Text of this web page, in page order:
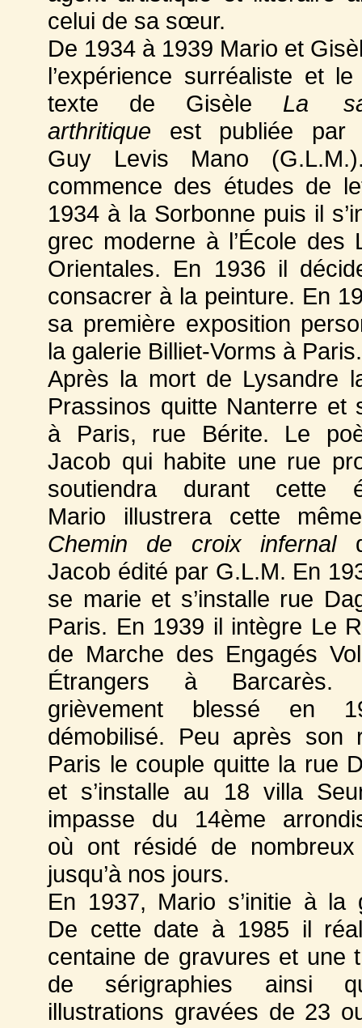
celui de sa sœur.
De 1934 à 1939 Mario et
l’expérience surréaliste et
texte de Gisèle La
arthritique est publiée par
Guy Levis Mano
commence des études de
1934 à la Sorbonne puis il
grec moderne à l’École des
Orientales. En 1936 il
consacrer à la peinture. En
sa première exposition
la galerie Billiet-Vorms à Paris.
Après la mort de Lysandre
Prassinos quitte Nanterre et
à Paris, rue Bérite. Le
Jacob qui habite une rue
soutiendra durant cette
Mario illustrera cette
Chemin de croix infernal
Jacob édité par G.L.M. En
se marie et s’installe rue
Paris. En 1939 il intègre Le
de Marche des Engagés
Étrangers à
grièvement blessé en
démobilisé. Peu après son
Paris le couple quitte la rue
et s’installe au 18 villa
impasse du 14ème
où ont résidé de nombreux
jusqu’à nos jours.
En 1937, Mario s’initie à la
De cette date à 1985 il
centaine de gravures et une
de sérigraphies ainsi
illustrations gravées de 23